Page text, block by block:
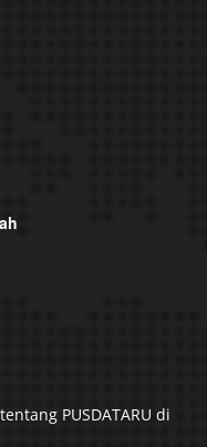
PUSDATARU di